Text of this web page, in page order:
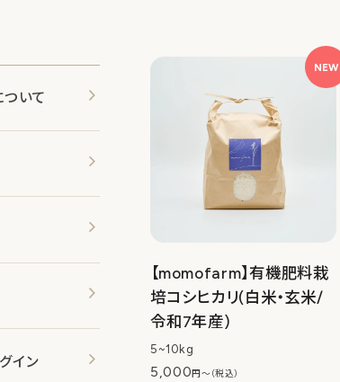
ついて
イン
NEW
【momofarm】有機肥料栽
培コシヒカリ(白米・玄米/
令和7年産)
5~10kg
5,000円〜（税込）